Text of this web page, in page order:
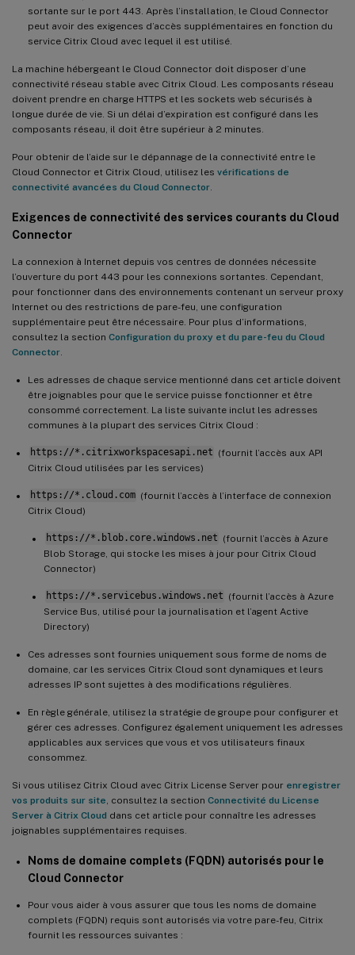
sortante sur le port 443. Après l’installation, le Cloud Connector
peut avoir des exigences d’accès supplémentaires en fonction du
service Citrix Cloud avec lequel il est utilisé.
La machine hébergeant le Cloud Connector doit disposer d’une
connectivité réseau stable avec Citrix Cloud. Les composants réseau
doivent prendre en charge HTTPS et les sockets web sécurisés à
longue durée de vie. Si un délai d’expiration est configuré dans les
composants réseau, il doit être supérieur à 2 minutes.
Pour obtenir de l’aide sur le dépannage de la connectivité entre le
Cloud Connector et Citrix Cloud, utilisez les vérifications de
connectivité avancées du Cloud Connector
Exigences de connectivité des services courants du Cloud
Connector
La connexion à Internet depuis vos centres de données nécessite
l’ouverture du port 443 pour les connexions sortantes. Cependant,
pour fonctionner dans des environnements contenant un serveur proxy
Internet ou des restrictions de pare-feu, une configuration
supplémentaire peut être nécessaire. Pour plus d’informations,
consultez la section Configuration du proxy et du pare-feu du Cloud
Connector
Les adresses de chaque service mentionné dans cet article doivent
être joignables pour que le service puisse fonctionner et être
consommé correctement. La liste suivante inclut les adresses
communes à la plupart des services Citrix Cloud :
https://*.citrixworkspacesapi.net (fournit l’accès aux API
Citrix Cloud utilisées par les services)
https://*.cloud.com (fournit l’accès à l’interface de connexion
Citrix Cloud)
https://*.blob.core.windows.net (fournit l’accès à Azure
Blob Storage, qui stocke les mises à jour pour Citrix Cloud
Connector)
https://*.servicebus.windows.net (fournit l’accès à Azure
Service Bus, utilisé pour la journalisation et l’agent Active
Directory)
Ces adresses sont fournies uniquement sous forme de noms de
domaine, car les services Citrix Cloud sont dynamiques et leurs
adresses IP sont sujettes à des modifications régulières.
En règle générale, utilisez la stratégie de groupe pour configurer et
gérer ces adresses. Configurez également uniquement les adresses
applicables aux services que vous et vos utilisateurs finaux
consommez.
Si vous utilisez Citrix Cloud avec Citrix License Server pour enregistrer
vos produits sur site , consultez la section Connectivité du License
Server à Citrix Cloud dans cet article pour connaître les adresses
joignables supplémentaires requises.
Noms de domaine complets (FQDN) autorisés pour le
Cloud Connector
Pour vous aider à vous assurer que tous les noms de domaine
complets (FQDN) requis sont autorisés via votre pare-feu, Citrix
fournit les ressources suivantes :